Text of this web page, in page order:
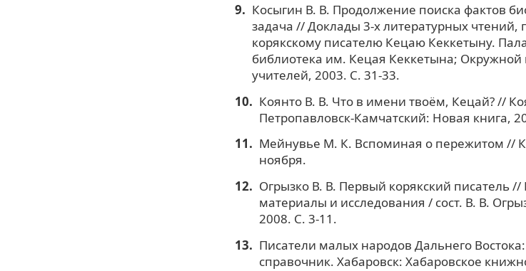
Косыгин В. В. Продолжение поиска фактов
задача // Доклады 3-х литературных
корякскому писателю Кецаю Кеккетыну.
библиотека им. Кецая Кеккетына; Окружной
учителей, 2003. С. 31-33.
Коянто В. В. Что в имени твоём, Кецай? //
Петропавловск-Камчатский: Новая книга,
Мейнувье М. К. Вспоминая о пережитом //
ноября.
Огрызко В. В. Первый корякский писатель //
материалы и исследования / сост. В. В.
2008. С. 3-11.
Писатели малых народов Дальнего
справочник. Хабаровск: Хабаровское